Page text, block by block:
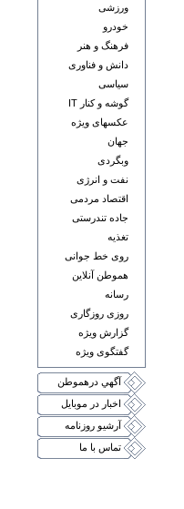
ورزشی
خودرو
فرهنگ و هنر
دانش و فناوری
سياسی
گوشه و کنار IT
عکسهای ويژه
جهان
وبگردی
نفت و انرژی
اقتصاد مردمی
جاده تندرستی
تغذيه
روی خط جوانی
هموطن آنلاين
رسانه
روزی روزگاری
گزارش ويژه
گفتگوی ويژه
آگهي درهموطن
اخبار در موبايل
آرشيو روزنامه
تماس با ما